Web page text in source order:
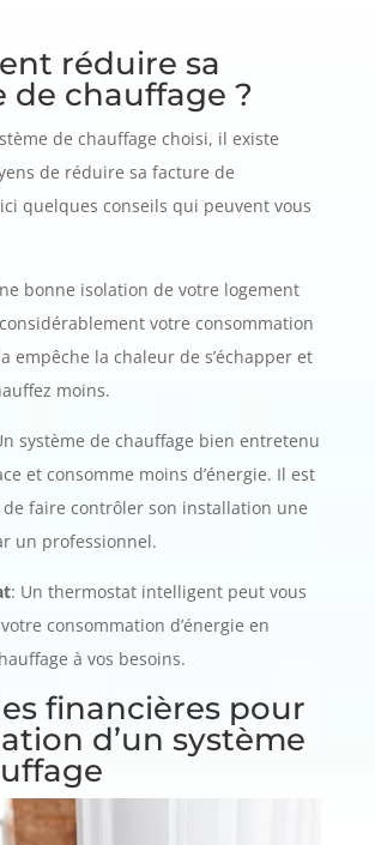
réduire sa
de chauffage ?
de chauffage choisi, il existe
de réduire sa facture de
quelques conseils qui peuvent vous
bonne isolation de votre logement
votre consommation
empêche la chaleur de s’échapper et
moins.
système de chauffage bien entretenu
et consomme moins d’énergie. Il est
faire contrôler son installation une
un professionnel.
: Un thermostat intelligent peut vous
consommation d’énergie en
à vos besoins.
financières pour
d’un système